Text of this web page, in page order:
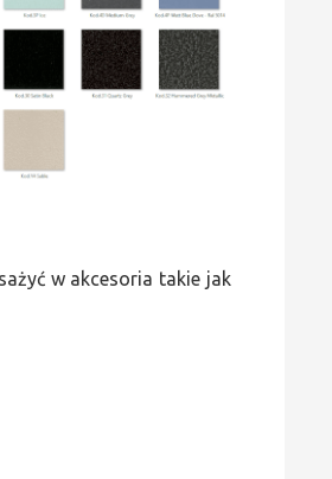
w akcesoria takie jak